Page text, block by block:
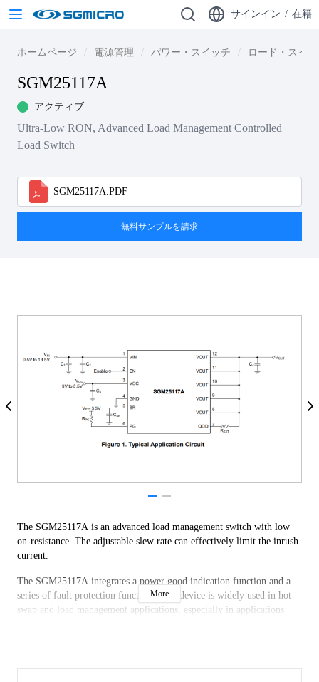
サインイン / 在籍
ホームページ 電源管理 パワー・スイッチ ロード・スイ
SGM25117A
アクティブ
Ultra-Low RON, Advanced Load Management Controlled
Load Switch
SGM25117A.PDF
無料サンプルを請求
The SGM25117A is an advanced load management switch with low
on-resistance. The adjustable slew rate can effectively limit the inrush
current.
The SGM25117A integrates a power good indication function and a
series of fault protection functions. The device is widely used in hot-
swap and load management applications, especially in applications
More